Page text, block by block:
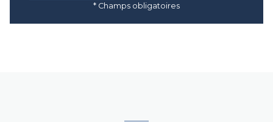
* Champs obligatoires